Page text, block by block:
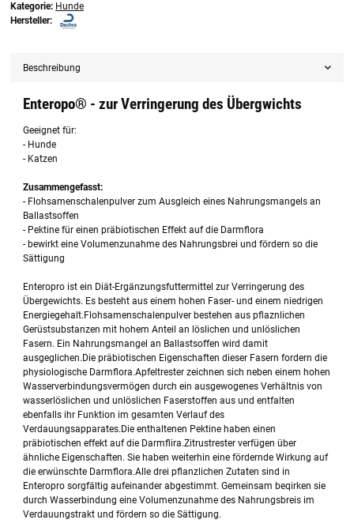
Kategorie: Hunde
Hersteller:
Beschreibung
Enteropo® - zur Verringerung des Übergwichts
Geeignet für:
- Hunde
- Katzen
Zusammengefasst:
- Flohsamenschalenpulver zum Ausgleich eines Nahrungsmangels an
Ballastsoffen
- Pektine für einen präbiotischen Effekt auf die Darmflora
- bewirkt eine Volumenzunahme des Nahrungsbrei und fördern so die
Sättigung
Enteropro ist ein Diät-Ergänzungsfuttermittel zur Verringerung des
Übergewichts. Es besteht aus einem hohen Faser- und einem niedrigen
Energiegehalt.Flohsamenschalenpulver bestehen aus pflaznlichen
Gerüstsubstanzen mit hohem Anteil an löslichen und unlöslichen
Fasern. Ein Nahrungsmangel an Ballastsoffen wird damit
ausgeglichen.Die präbiotischen Eigenschaften dieser Fasern fordern die
physiologische Darmflora.Apfeltrester zeichnen sich neben einem hohen
Wasserverbindungsvermögen durch ein ausgewogenes Verhältnis von
wasserlöslichen und unlöslichen Faserstoffen aus und entfalten
ebenfalls ihr Funktion im gesamten Verlauf des
Verdauungsapparates.Die enthaltenen Pektine haben einen
präbiotischen effekt auf die Darmflira.Zitrustrester verfügen über
ähnliche Eigenschaften. Sie haben weiterhin eine fördernde Wirkung auf
die erwünschte Darmflora.Alle drei pflanzlichen Zutaten sind in
Enteropro sorgfältig aufeinander abgestimmt. Gemeinsam beqirken sie
durch Wasserbindung eine Volumenzunahme des Nahrungsbreis im
Verdauungstrakt und fördern so die Sättigung.